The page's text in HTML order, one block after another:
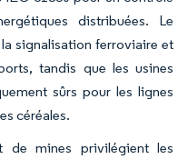
distribuées. Le
signalisation ferroviaire et
tandis que les usines
sûrs pour les lignes
céréales.
de mines privilégient les